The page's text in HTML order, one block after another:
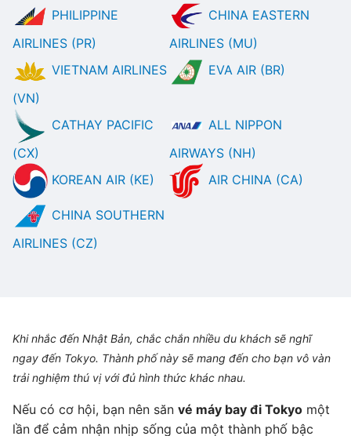
PHILIPPINE
AIRLINES (PR)
CHINA EASTERN
AIRLINES (MU)
VIETNAM AIRLINES
(VN)
EVA AIR (BR)
CATHAY PACIFIC
(CX)
ALL NIPPON
AIRWAYS (NH)
KOREAN AIR (KE)
AIR CHINA (CA)
CHINA SOUTHERN
AIRLINES (CZ)
Khi nhắc đến Nhật Bản, chắc chắn nhiều du khách sẽ nghĩ
ngay đến Tokyo. Thành phố này sẽ mang đến cho bạn vô vàn
trải nghiệm thú vị với đủ hình thức khác nhau.
Nếu có cơ hội, bạn nên săn vé máy bay đi Tokyo một
lần để cảm nhận nhịp sống của một thành phố bậc